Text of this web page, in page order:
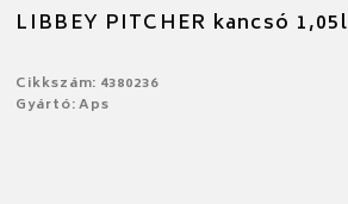
LIBBEY PITCHER kancsó 1,05l
Cikkszám: 4380236
Gyártó: Aps